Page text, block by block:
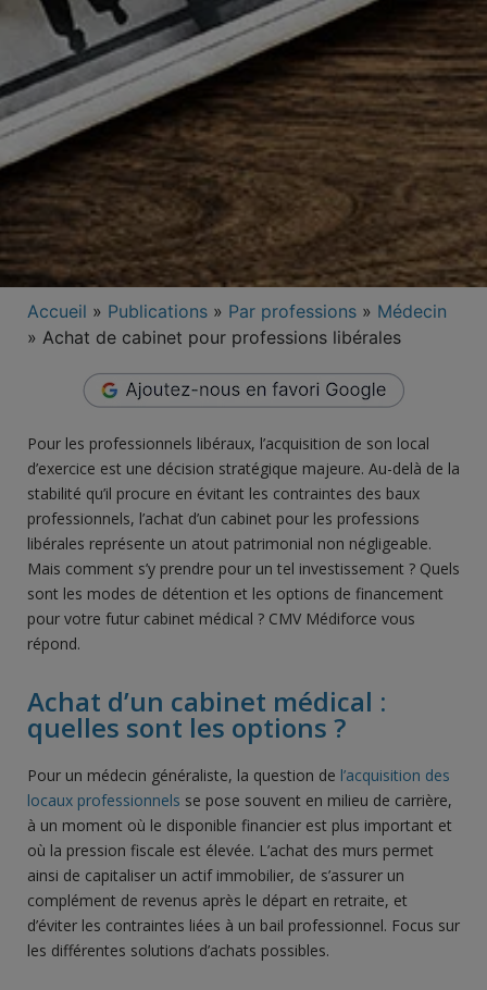
Accueil » Publications » Par professions » Médecin
» Achat de cabinet pour professions libérales
Pour les professionnels libéraux, l’acquisition de son local
d’exercice est une décision stratégique majeure. Au-delà de la
stabilité qu’il procure en évitant les contraintes des baux
professionnels, l’achat d’un cabinet pour les professions
libérales représente un atout patrimonial non négligeable.
Mais comment s’y prendre pour un tel investissement ? Quels
sont les modes de détention et les options de financement
pour votre futur cabinet médical ? CMV Médiforce vous
répond.
Achat d’un cabinet médical :
quelles sont les options ?
Pour un médecin généraliste, la question de l’acquisition des
locaux professionnels se pose souvent en milieu de carrière,
à un moment où le disponible financier est plus important et
où la pression fiscale est élevée. L’achat des murs permet
ainsi de capitaliser un actif immobilier, de s’assurer un
complément de revenus après le départ en retraite, et
d’éviter les contraintes liées à un bail professionnel. Focus sur
les différentes solutions d’achats possibles.